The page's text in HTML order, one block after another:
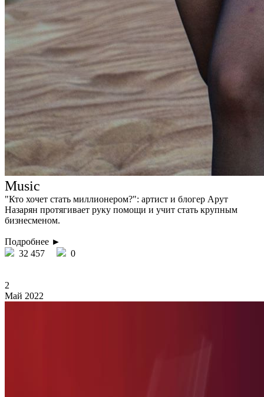
Music
"Кто хочет стать миллионером?": артист и блогер Арут
Назарян протягивает руку помощи и учит стать крупным
бизнесменом.
Подробнее ►
32 457
0
2
Май 2022